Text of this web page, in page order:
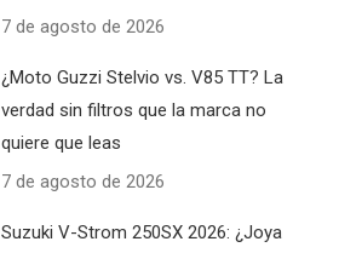
7 de agosto de 2026
¿Moto Guzzi Stelvio vs. V85 TT? La
verdad sin filtros que la marca no
quiere que leas
7 de agosto de 2026
Suzuki V-Strom 250SX 2026: ¿Joya